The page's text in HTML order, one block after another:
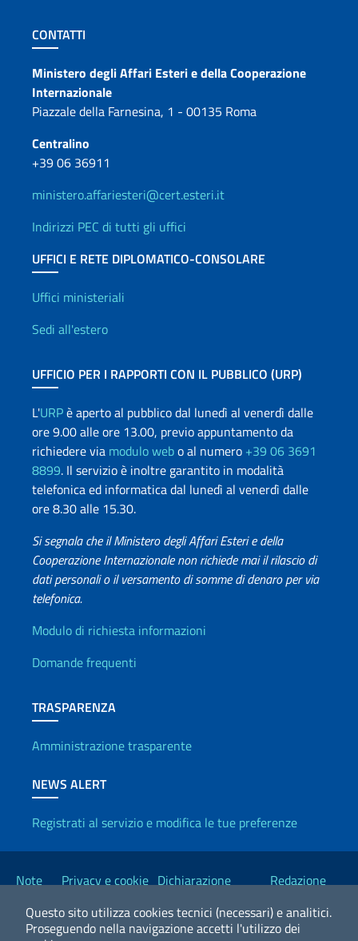
Questo sito utilizza cookies tecnici (necessari) e analitici.
Proseguendo nella navigazione accetti l'utilizzo dei
Sezione footer
CONTATTI
Contatti
Ministero degli Affari Esteri e della Cooperazione
Internazionale
Piazzale della Farnesina, 1 - 00135 Roma
Centralino
+39 06 36911
ministero.affariesteri@cert.esteri.it
Indirizzi PEC di tutti gli uffici
UFFICI E RETE DIPLOMATICO-CONSOLARE
Uffici e Rete diplomatica
Uffici ministeriali
Sedi all'estero
UFFICIO PER I RAPPORTI CON IL PUBBLICO (URP)
L'URPè aperto al pubblico dal lunedì al venerdì dalle
ore 9.00 alle ore 13.00, previo appuntamento da
richiedere via modulo webo al numero +39 06 3691
8899. Il servizio è inoltre garantito in modalità
telefonica ed informatica dal lunedì al venerdì dalle
ore 8.30 alle 15.30.
Si segnala che il Ministero degli Affari Esteri e della
Cooperazione Internazionale non richiede mai il rilascio di
dati personali o il versamento di somme di denaro per via
telefonica.
Info utili
Modulo di richiesta informazioni
Domande frequenti
TRASPARENZA
Amministrazione trasparente
NEWS ALERT
Registrati al servizio e modifica le tue preferenze
Link Utili
Note
Privacy e cookie Dichiarazione
Redazione